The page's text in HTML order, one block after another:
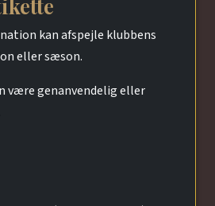
kan afspejle klubbens
eller sæson.
være genanvendelig eller